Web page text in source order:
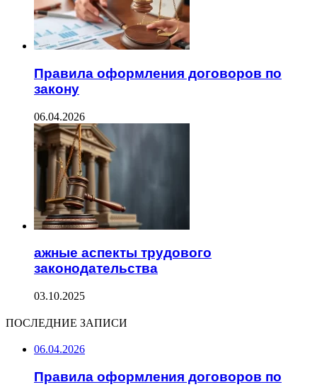
Правила оформления договоров по
закону
06.04.2026
ажные аспекты трудового
законодательства
03.10.2025
ПОСЛЕДНИЕ ЗАПИСИ
06.04.2026
Правила оформления договоров по